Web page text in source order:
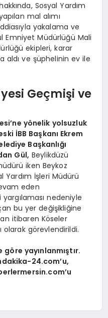
Sosyal Yardım
mal alımı
yakalama ve
Emniyet Müdürlüğü Mali
ekipleri, karar
aldı ve şüphelinin ev ile
Geçmişi ve
yönelik yolsuzluk
İBB Başkanı Ekrem
Başkanlığı
Gül, Beylikdüzü
iken Beykoz
Yardım İşleri Müdürü
eden
nedeniyle
bu yer değişikliğine
itibaren Köseler
olarak görevlendirildi.
yayınlanmıştır.
24.com’u,